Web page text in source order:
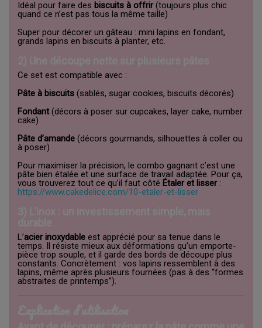
Idéal pour faire des biscuits à offrir(toujours plus chic
quand ce n’est pas tous la même taille)
Super pour décorer un gâteau : mini lapins en fondant,
grands lapins en biscuits à planter, etc.
Ce set est compatible avec :
Pâte à biscuits (sablés, sugar cookies, biscuits décorés)
Fondant(décors à poser sur cupcakes, layer cake, number
cake)
Pâte d’amande (décors gourmands, silhouettes à coller ou
à poser)
Pour maximiser la précision, le combo gagnant c’est une
pâte bien étalée et une surface de travail adaptée. Pour ça,
vous trouverez tout ce qu’il faut côté Étaler et lisser:
https://www.cakedelice.com/10-etaler-et-lisser
L’acier inoxydable est apprécié pour sa tenue dans le
temps. Il résiste mieux aux déformations qu’un emporte-
pièce trop souple, et il garde des bords de découpe plus
constants. Concrètement : vos lapins ressemblent à des
lapins, même après plusieurs fournées (pas à des “formes
abstraites de printemps”).